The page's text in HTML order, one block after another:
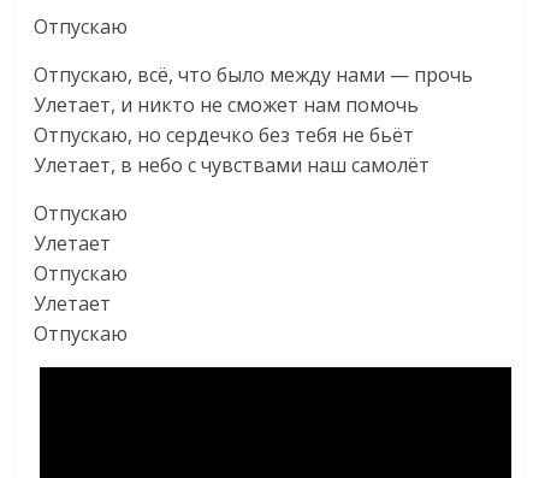
Отпускаю
Отпускаю, всё, что было между нами — прочь
Улетает, и никто не сможет нам помочь
Отпускаю, но сердечко без тебя не бьёт
Улетает, в небо с чувствами наш самолёт
Отпускаю
Улетает
Отпускаю
Улетает
Отпускаю